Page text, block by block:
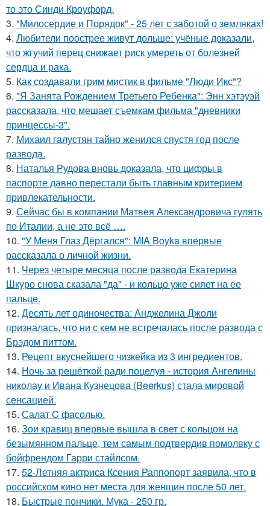
то это Синди Кроуфорд.
3. "Милосердие и Порядок" - 25 лет с заботой о земляках!
4. Любители поострее живут дольше: учёные доказали,
что жгучий перец снижает риск умереть от болезней
сердца и рака.
5. Как создавали грим мистик в фильме "Люди Икс"?
6. "Я Занята Рождением Третьего Ребенка": Энн хэтэуэй
рассказала, что мешает съемкам фильма "дневники
принцессы-3".
7. Михаил галустян тайно женился спустя год после
развода.
8. Наталья Рудова вновь доказала, что цифры в
паспорте давно перестали быть главным критерием
привлекательности.
9. Сейчас бы в компании Матвея Александровича гулять
по Италии, а не это всё ….
10. "У Меня Глаз Дёргался": MIA Boyka впервые
рассказала о личной жизни.
11. Через четыре месяца после развода Екатерина
Шкуро снова сказала "да" - и кольцо уже сияет на ее
пальце.
12. Десять лет одиночества: Анджелина Джоли
призналась, что ни с кем не встречалась после развода с
Брэдом питтом.
13. Рецепт вкуснейшего чизкейка из 3 ингредиентов.
14. Ночь за решёткой ради поцелуя - история Ангелины
николау и Ивана Кузнецова (Beerkus) стала мировой
сенсацией.
15. Салат C фaсoлью.
16. Зои кравиц впервые вышла в свет с кольцом на
безымянном пальце, тем самым подтвердив помолвку с
бойфрендом Гарри стайлсом.
17. 52-Летняя актриса Ксения Раппопорт заявила, что в
российском кино нет места для женщин после 50 лет.
18. Быстрые пончики. Мука - 250 гр.